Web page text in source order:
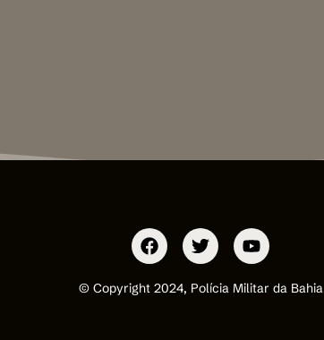
© Copyright 2024, Polícia Militar da Bahia